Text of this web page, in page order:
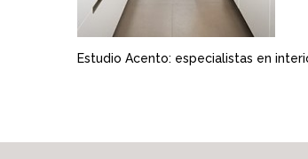
Estudio Acento: especialistas en